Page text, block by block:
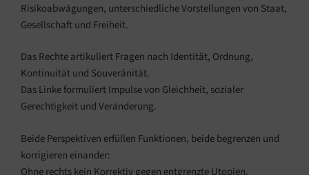
Risikoabwägungen, unterschiedliche Vorstellungen von Staat,
Gesellschaft und Freiheit.
Das Rechte artikuliert Fragen nach Identität, Ordnung,
Kontinuität und Souveränität.
Das Linke formuliert Impulse von Gleichheit, sozialer
Gerechtigkeit und Veränderung.
Beide Perspektiven erfüllen Funktionen, beide begrenzen und
korrigieren einander:
Ohne rechts kein Korrektiv gegen entgrenzte Utopien.